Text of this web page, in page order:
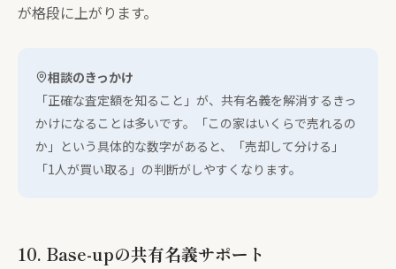
が格段に上がります。
相談のきっかけ
「正確な査定額を知ること」が、共有名義を解消するきっ
かけになることは多いです。「この家はいくらで売れるの
か」という具体的な数字があると、「売却して分ける」
「1人が買い取る」の判断がしやすくなります。
10. Base-upの共有名義サポート